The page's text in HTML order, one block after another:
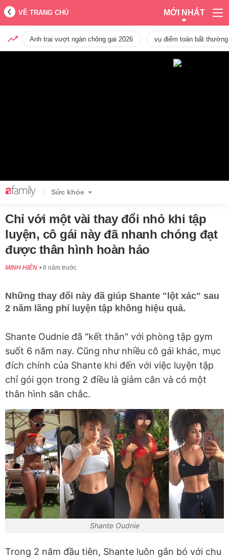
VỀ TRANG CHỦ MỚI NHẤT
Anh trai vượt ngàn chông gai 2026 vụ điểm toán bất
Sức khỏe
Chỉ với một vài thay đổi nhỏ khi tập
luyện, cô gái này đã nhanh chóng đạt
được thân hình hoàn hảo
MINH HIỀN 8 năm trước
Những thay đổi này đã giúp Shante "lột xác" sau
2 năm lãng phí luyện tập không hiệu quả.
Shante Oudnie đã "kết thân" với phòng tập gym
suốt 6 năm nay. Cũng như nhiều cô gái khác, mục
đích chính của Shante khi đến với việc luyện tập
chỉ gói gọn trong 2 điều là giảm cân và có một
thân hình săn chắc.
Shante Oudnie
Trong 2 năm đầu tiên, Shante luôn gắn bó với chu